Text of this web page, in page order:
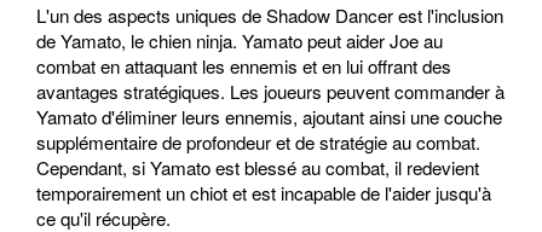
L'un des aspects uniques de Shadow Dancer est l'inclusion
de Yamato, le chien ninja. Yamato peut aider Joe au
combat en attaquant les ennemis et en lui offrant des
avantages stratégiques. Les joueurs peuvent commander à
Yamato d'éliminer leurs ennemis, ajoutant ainsi une couche
supplémentaire de profondeur et de stratégie au combat.
Cependant, si Yamato est blessé au combat, il redevient
temporairement un chiot et est incapable de l'aider jusqu'à
ce qu'il récupère.